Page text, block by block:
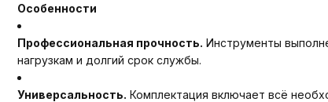
Особенности
Профессиональная прочность. Инструменты
нагрузкам и долгий срок службы.
Универсальность. Комплектация включает всё